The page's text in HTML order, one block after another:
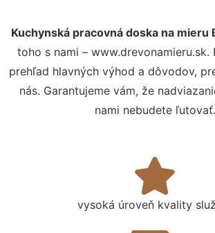
Kuchynská pracovná doska na mieru
toho s nami – www.drevonamieru.sk.
prehľad hlavných výhod a dôvodov,
nás. Garantujeme vám, že
nami nebudete ľutovať.
vysoká úroveň kvality